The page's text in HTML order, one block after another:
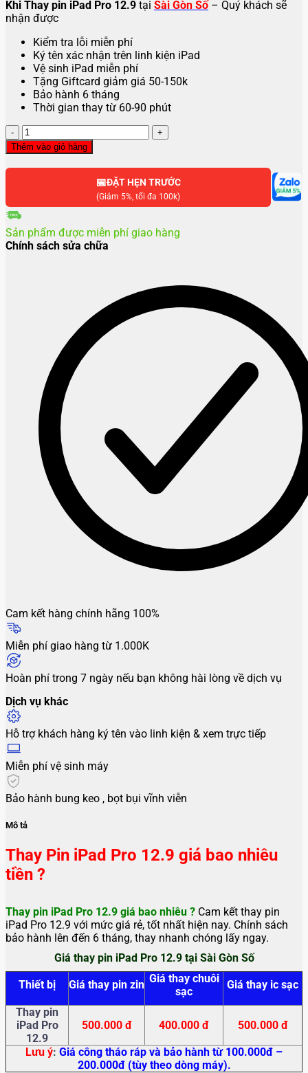
Khi Thay pin iPad Pro 12.9 tại Sài Gòn Số– Quý khách sẽ
nhận được
Kiểm tra lỗi miễn phí
Ký tên xác nhận trên linh kiện iPad
Vệ sinh iPad miễn phí
Tặng Giftcard giảm giá 50-150k
Bảo hành 6 tháng
Thời gian thay từ 60-90 phút
Thay
pin
iPad
Pro
lượng
Thêm vào giỏ hàng
📅ĐẶT HẸN TRƯỚC
(Giảm 5%, tối đa 100k)
Sản phẩm được miễn phí giao hàng
Chính sách sửa chữa
Cam kết hàng chính hãng 100%
Miễn phí giao hàng từ 1.000K
Hoàn phí trong 7 ngày nếu bạn không hài lòng về dịch vụ
Dịch vụ khác
Hỗ trợ khách hàng ký tên vào linh kiện & xem trực tiếp
Miễn phí vệ sinh máy
Bảo hành bung keo , bọt bụi vĩnh viễn
Mô tả
Thay Pin iPad Pro 12.9 giá bao nhiêu
tiền ?
Thay pin iPad Pro 12.9 giá bao nhiêu ? Cam kết thay pin
iPad Pro 12.9 với mức giá rẻ, tốt nhất hiện nay. Chính sách
bảo hành lên đến 6 tháng, thay nhanh chóng lấy ngay.
Giá thay pin iPad Pro 12.9 tại Sài Gòn Số
Thiết bị Giá thay pin zin Giá thay chuôi
sạc
Giá thay ic sạc
Thay pin
iPad Pro
12.9
500.000 đ 400.000 đ 500.000 đ
Lưu ý: Giá công tháo ráp và bảo hành từ 100.000đ –
200.000đ (tùy theo dòng máy).